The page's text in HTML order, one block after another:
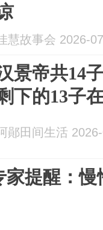
慧故事会 2026-
景帝共14
下的13子
鄖田间生活
提醒：